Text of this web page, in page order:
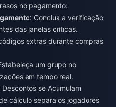
no pagamento:
: Conclua a verificação
das janelas críticas.
extras durante compras
um grupo no
em tempo real.
se Acumulam
cálculo separa os jogadores